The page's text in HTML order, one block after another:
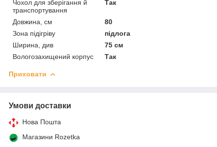
Чохол для зберігання й
транспортування
Так
Довжина, см
80
Зона підігріву
підлога
Ширина, див
75 см
Вологозахищений корпус
Так
Приховати
Умови доставки
Нова Пошта
Магазини Rozetka